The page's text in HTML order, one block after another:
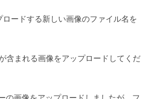
ロードする新しい画像のファイル名を
含まれる画像をアップロードしてくだ